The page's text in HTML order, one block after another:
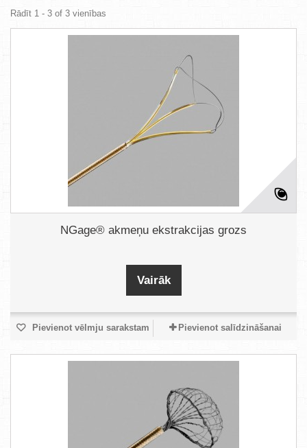
Rādīt 1 - 3 of 3 vienības
NGage® akmeņu ekstrakcijas grozs
Vairāk
Pievienot vēlmju sarakstam Pievienot salīdzināšanai